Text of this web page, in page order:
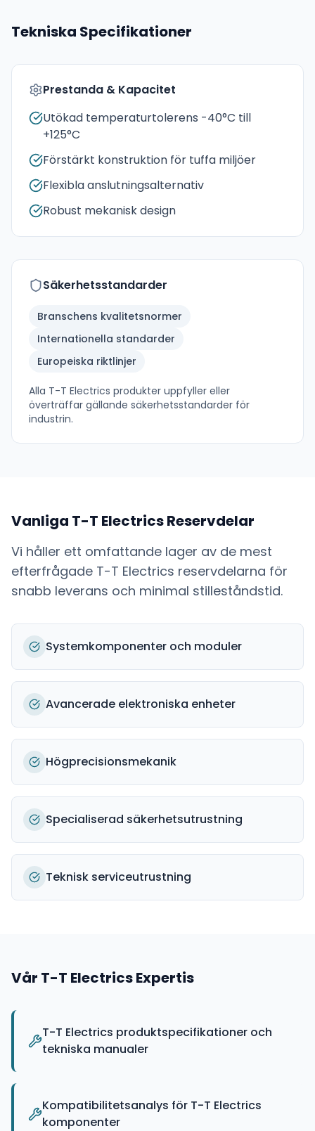
Tekniska Specifikationer
Prestanda & Kapacitet
Utökad temperaturtolerens -40°C till
+125°C
Förstärkt konstruktion för tuffa miljöer
Flexibla anslutningsalternativ
Robust mekanisk design
Säkerhetsstandarder
Branschens kvalitetsnormer
Internationella standarder
Europeiska riktlinjer
Alla T-T Electrics produkter uppfyller eller
överträffar gällande säkerhetsstandarder för
industrin.
Vanliga T-T ElectricsReservdelar
Vi håller ett omfattande lager av de mest
efterfrågade T-T Electrics reservdelarna för
snabb leverans och minimal stilleståndstid.
Systemkomponenter och moduler
Avancerade elektroniska enheter
Högprecisionsmekanik
Specialiserad säkerhetsutrustning
Teknisk serviceutrustning
Vår T-T ElectricsExpertis
T-T Electrics produktspecifikationer och
tekniska manualer
Kompatibilitetsanalys för T-T Electrics
komponenter